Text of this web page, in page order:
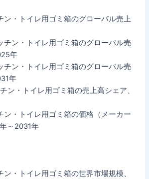
ン・トイレ用ゴミ箱のグローバル売上
ン・トイレ用ゴミ箱のグローバル売
年
ン・トイレ用ゴミ箱のグローバル売
年
・トイレ用ゴミ箱の売上高シェア、
ン・トイレ用ゴミ箱の価格（メーカー
～2031年
・トイレ用ゴミ箱の世界市場規模、